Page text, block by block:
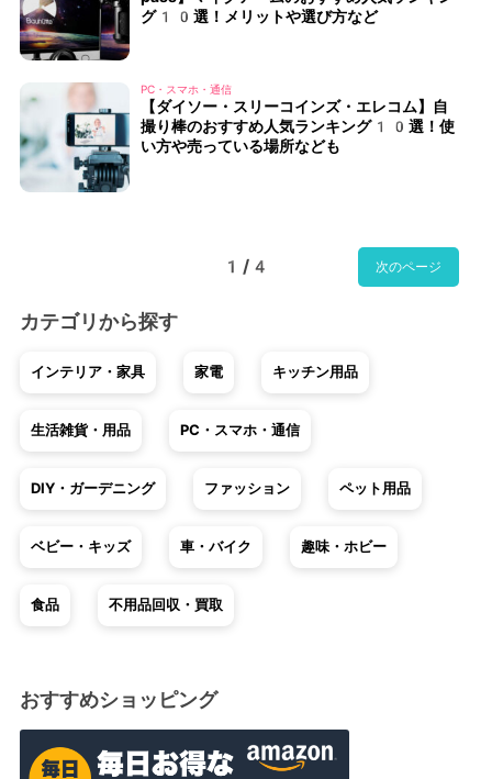
グ10選！メリットや選び方など
PC・スマホ・通信
【ダイソー・スリーコインズ・エレコム】自
撮り棒のおすすめ人気ランキング10選！使
い方や売っている場所なども
1/4 次のページ
カテゴリから探す
インテリア・家具 家電 キッチン用品
生活雑貨・用品 PC・スマホ・通信
DIY・ガーデニング ファッション ペット用品
ベビー・キッズ 車・バイク 趣味・ホビー
食品 不用品回収・買取
おすすめショッピング